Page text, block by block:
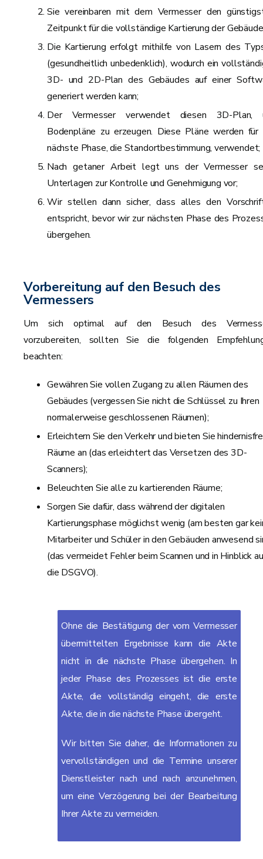
Sie vereinbaren mit dem Vermesser den
Zeitpunkt für die vollständige Kartierung der
Die Kartierung erfolgt mithilfe von Lasern des
(gesundheitlich unbedenklich), wodurch ein
3D- und 2D-Plan des Gebäudes auf einer
generiert werden kann;
Der Vermesser verwendet diesen 3D-Plan,
Bodenpläne zu erzeugen. Diese Pläne werden für
nächste Phase, die Standortbestimmung, verwendet;
Nach getaner Arbeit legt uns der Vermesser
Unterlagen zur Kontrolle und Genehmigung vor;
Wir stellen dann sicher, dass alles den
entspricht, bevor wir zur nächsten Phase des
übergehen.
Vorbereitung auf den Besuch des
Vermessers
Um sich optimal auf den Besuch des
vorzubereiten, sollten Sie die folgenden
beachten:
Gewähren Sie vollen Zugang zu allen Räumen des
Gebäudes (vergessen Sie nicht die Schlüssel zu Ihren
normalerweise geschlossenen Räumen);
Erleichtern Sie den Verkehr und bieten Sie
Räume an (das erleichtert das Versetzen des 3D-
Scanners);
Beleuchten Sie alle zu kartierenden Räume;
Sorgen Sie dafür, dass während der digitalen
Kartierungsphase möglichst wenig (am besten gar
Mitarbeiter und Schüler in den Gebäuden anwesend
(das vermeidet Fehler beim Scannen und in Hinblick
die DSGVO).
Ohne die Bestätigung der vom Vermesser
übermittelten Ergebnisse kann die Akte
nicht in die nächste Phase übergehen. In
jeder Phase des Prozesses ist die erste
Akte, die vollständig eingeht, die erste
Akte, die in die nächste Phase übergeht.
Wir bitten Sie daher, die Informationen zu
vervollständigen und die Termine unserer
Dienstleister nach und nach anzunehmen,
um eine Verzögerung bei der Bearbeitung
Ihrer Akte zu vermeiden.